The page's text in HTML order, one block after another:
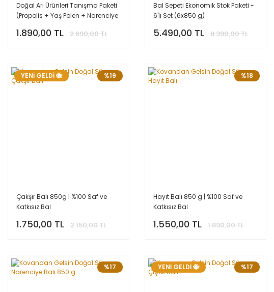
Doğal Arı Ürünleri Tanışma Paketi
(Propolis + Yaş Polen + Narenciye
1.890,00 TL 2.690,00 TL
Bal Sepeti Ekonomik Stok Paketi -
6'lı Set (6x850 g)
5.490,00 TL 8.390,00 TL
%19
YENİ GELDİ 🐝
Çakşır Balı 850g | %100 Saf ve
Katkısız Bal
1.750,00 TL 2.150,00 TL
%18
Hayıt Balı 850 g | %100 Saf ve
Katkısız Bal
1.550,00 TL 1.890,00 TL
%17 %17
YENİ GELDİ 🐝